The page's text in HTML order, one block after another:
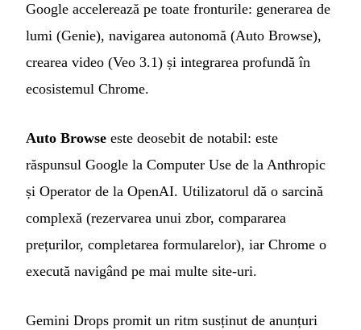
Google accelerează pe toate fronturile: generarea de
lumi (Genie), navigarea autonomă (Auto Browse),
crearea video (Veo 3.1) și integrarea profundă în
ecosistemul Chrome.
Auto Browse este deosebit de notabil: este
răspunsul Google la Computer Use de la Anthropic
și Operator de la OpenAI. Utilizatorul dă o sarcină
complexă (rezervarea unui zbor, compararea
prețurilor, completarea formularelor), iar Chrome o
execută navigând pe mai multe site-uri.
Gemini Drops promit un ritm susținut de anunțuri